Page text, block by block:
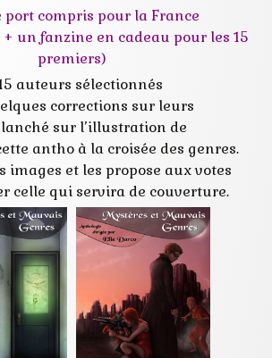
voter
port compris pour la France
un fanzine en cadeau pour les 15
premiers)
auteurs sélectionnés
corrections sur leurs
sur l’illustration de
antho à la croisée des genres.
images et les propose aux votes
celle qui servira de couverture.